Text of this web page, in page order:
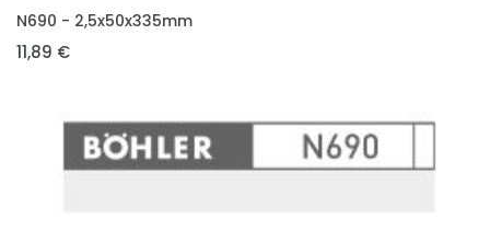
VLOŽIT DO KOŠÍKU
N690 - 2,5x50x335mm
11,89 €